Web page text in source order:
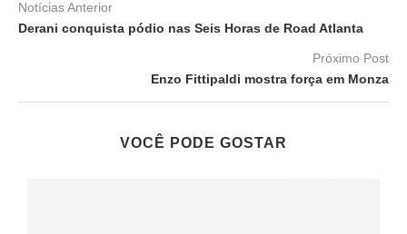
Notícias Anterior
Derani conquista pódio nas Seis Horas de Road Atlanta
Próximo Post
Enzo Fittipaldi mostra força em Monza
VOCÊ PODE GOSTAR